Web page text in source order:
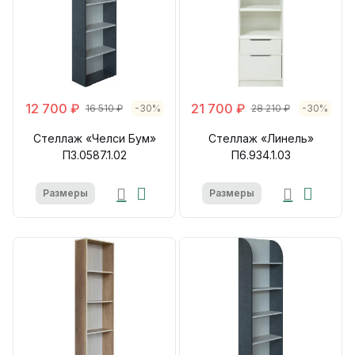
12 700 ₽ 16 510 ₽ -30%
Стеллаж «Челси Бум»
П3.0587.1.02
Размеры
21 700 ₽ 28 210 ₽ -30%
Стеллаж «Линель»
П6.934.1.03
Размеры